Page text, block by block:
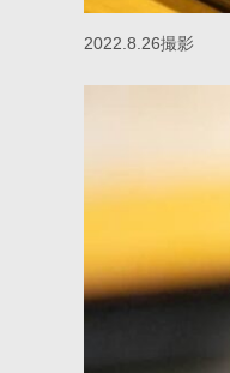
2022.8.26撮影